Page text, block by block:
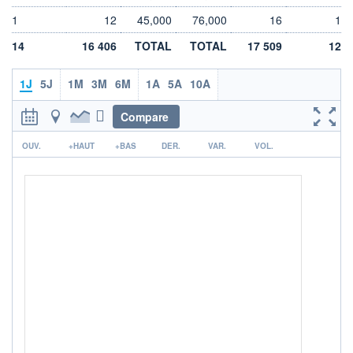
0,000
HAUSSE
0,000
ESTIMÉ 2026
-
2026
-
DERNIER
DIVIDENDE
0,00 EUR -
1
12 45,000 76,000 16
1
14
16 406 TOTAL TOTAL 17 509 12
1J 5J 1M 3M 6M 1A 5A 10A
Compare
r
OUV. +HAUT +BAS DER. VAR. VOL.